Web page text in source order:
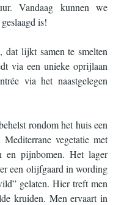
Vandaag kunnen we
is!
dat lijkt samen te smelten
via een unieke oprijlaan
via het naastgelegen
rondom het huis een
vegetatie met
en pijnbomen. Het lager
een olijfgaard in wording
gelaten. Hier treft men
kruiden. Men ervaart in